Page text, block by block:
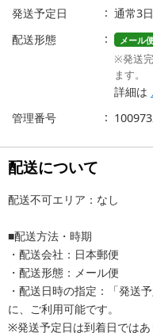
発送予定日
通常3
配送形態
メール
※発送
ます。
詳細は
管理番号
配送について
配送不可エリア：なし
■配送方法・時期
・配送会社：日本郵便
・配送形態：メール便
・配送日時の指定：「発送
に、ご利用可能です。
※発送予定日は到着日ではあ